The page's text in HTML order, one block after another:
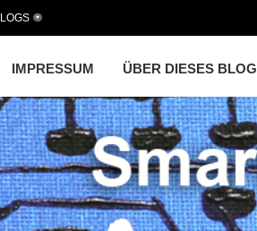
IMPRESSUM ÜBER DIESES BLOG